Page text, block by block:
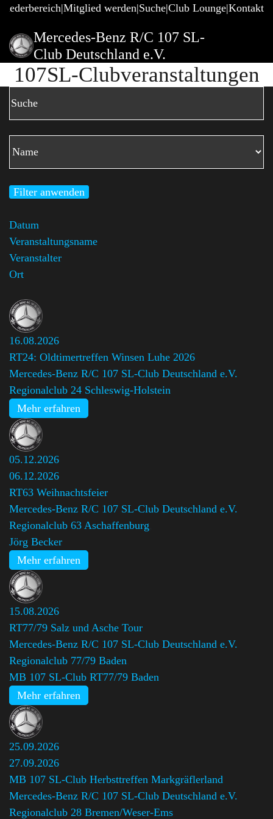
Mitglied werden Suche Club Lounge Kontakt
Mercedes-Benz R/C 107 SL-
Club Deutschland e.V.
107SL-Clubveranstaltungen
Filter anwenden
Datum
Veranstaltungsname
Veranstalter
Ort
16.08.2026
RT24: Oldtimertreffen Winsen Luhe 2026
Mercedes-Benz R/C 107 SL-Club Deutschland e.V.
Regionalclub 24 Schleswig-Holstein
Mehr erfahren
05.12.2026
06.12.2026
RT63 Weihnachtsfeier
Mercedes-Benz R/C 107 SL-Club Deutschland e.V.
Regionalclub 63 Aschaffenburg
Jörg Becker
Mehr erfahren
15.08.2026
RT77/79 Salz und Asche Tour
Mercedes-Benz R/C 107 SL-Club Deutschland e.V.
Regionalclub 77/79 Baden
MB 107 SL-Club RT77/79 Baden
Mehr erfahren
25.09.2026
27.09.2026
MB 107 SL-Club Herbsttreffen Markgräflerland
Mercedes-Benz R/C 107 SL-Club Deutschland e.V.
Regionalclub 28 Bremen/Weser-Ems